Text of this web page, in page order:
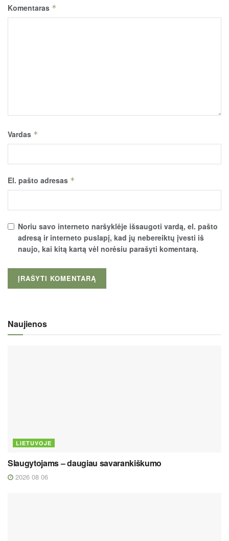
Komentaras *
Vardas *
El. pašto adresas *
Noriu savo interneto naršyklėje išsaugoti vardą, el. pašto
adresą ir interneto puslapį, kad jų nebereiktų įvesti iš
naujo, kai kitą kartą vėl norėsiu parašyti komentarą.
Naujienos
LIETUVOJE
Slaugytojams – daugiau savarankiškumo
2026 08 06